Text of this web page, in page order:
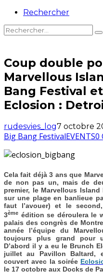
Rechercher
Coup double
Marvellous
Bang Festival
Eclosion :
rudesvies_log7 octobre
Big Bang FestivalEVENTS0
Cela fait déjà 3 ans que
de non pas un, mais de
premier, le Marvellous
sur une plage en banlieue
faut l’avouer) et le second,
3ème édition se déroulera le
palais des congrès de
année l’équipe du
toujours plus grand pour
D’abord il y a eu le Brunch
juillet au Pavillon Baltard,
couvert avec la soirée
le 17 octobre aux Docks de